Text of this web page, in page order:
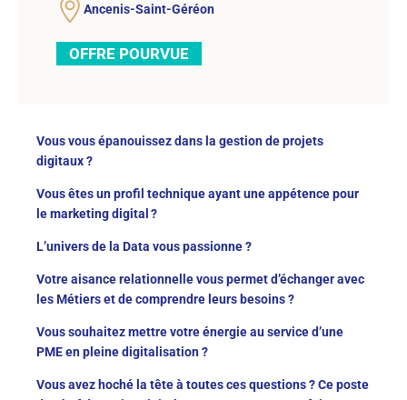
Ancenis-Saint-Géréon
OFFRE POURVUE
Vous vous épanouissez dans la gestion de projets
digitaux ?
Vous êtes un profil technique ayant une appétence pour
le marketing digital ?
L’univers de la Data vous passionne ?
Votre aisance relationnelle vous permet d’échanger avec
les Métiers et de comprendre leurs besoins ?
Vous souhaitez mettre votre énergie au service d’une
PME en pleine digitalisation ?
Vous avez hoché la tête à toutes ces questions ? Ce poste